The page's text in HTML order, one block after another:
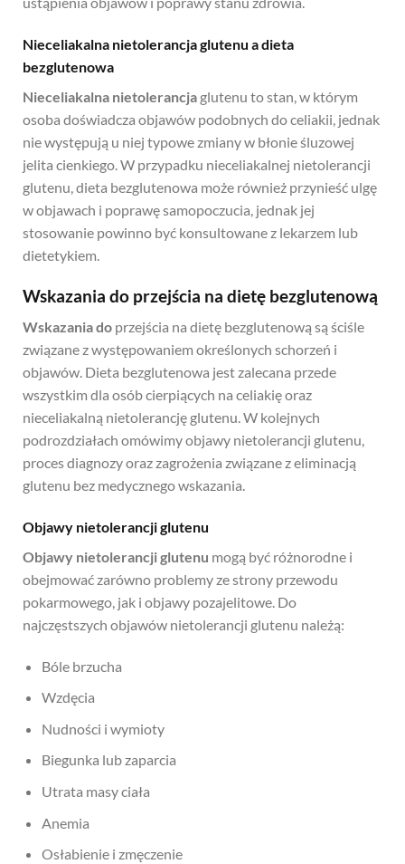
Nieceliakalna nietolerancja glutenu a dieta
bezglutenowa
Nieceliakalna nietolerancja glutenu to stan, w którym
osoba doświadcza objawów podobnych do celiakii, jednak
nie występują u niej typowe zmiany w błonie śluzowej
jelita cienkiego. W przypadku nieceliakalnej nietolerancji
glutenu, dieta bezglutenowa może również przynieść ulgę
w objawach i poprawę samopoczucia, jednak jej
stosowanie powinno być konsultowane z lekarzem lub
dietetykiem.
Wskazania do przejścia na dietę bezglutenową
Wskazania do przejścia na dietę bezglutenową są ściśle
związane z występowaniem określonych schorzeń i
objawów. Dieta bezglutenowa jest zalecana przede
wszystkim dla osób cierpiących na celiakię oraz
nieceliakalną nietolerancję glutenu. W kolejnych
podrozdziałach omówimy objawy nietolerancji glutenu,
proces diagnozy oraz zagrożenia związane z eliminacją
glutenu bez medycznego wskazania.
Objawy nietolerancji glutenu
Objawy nietolerancji glutenu mogą być różnorodne i
obejmować zarówno problemy ze strony przewodu
pokarmowego, jak i objawy pozajelitowe. Do
najczęstszych objawów nietolerancji glutenu należą:
Bóle brzucha
Wzdęcia
Nudności i wymioty
Biegunka lub zaparcia
Utrata masy ciała
Anemia
Osłabienie i zmęczenie